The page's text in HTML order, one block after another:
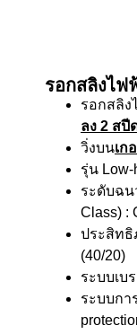
รอกสลิงไฟ
รอกสลิง
ลง 2 สปี
วิ่งบนเก
รุ่น Low-
ระดับฉน
Class) :
ประสิทธิ
(40/20)
ระบบเบ
ระบบกา